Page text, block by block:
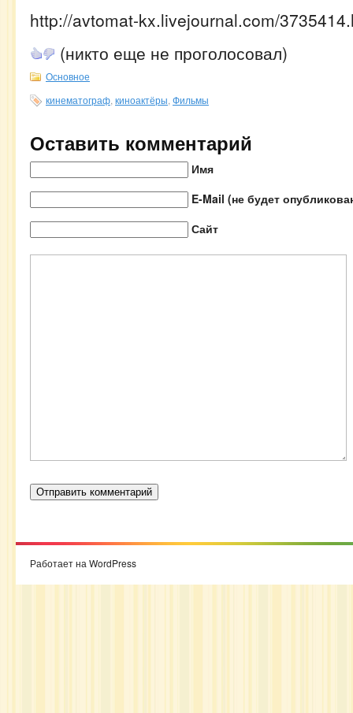
http://avtomat-kx.livejournal.com/
(никто еще не проголосовал)
Основное
кинематограф киноактёры Фильмы
Оставить комментарий
Имя
E-Mail (не будет
Сайт
Работает на WordPress